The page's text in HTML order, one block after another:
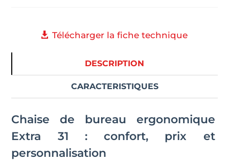
Télécharger la fiche technique
DESCRIPTION
CARACTERISTIQUES
Chaise de bureau ergonomique
Extra 31 : confort, prix et
personnalisation